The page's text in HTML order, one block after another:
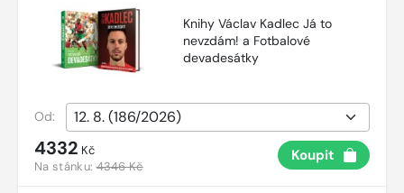
Knihy Václav Kadlec Já to
nevzdám! a Fotbalové
devadesátky
Od:
4332 Kč
Na stánku:4346 Kč
Koupit